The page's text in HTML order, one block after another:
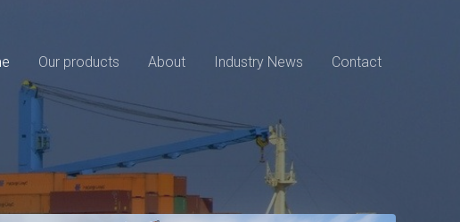
Our products About Industry News Contact